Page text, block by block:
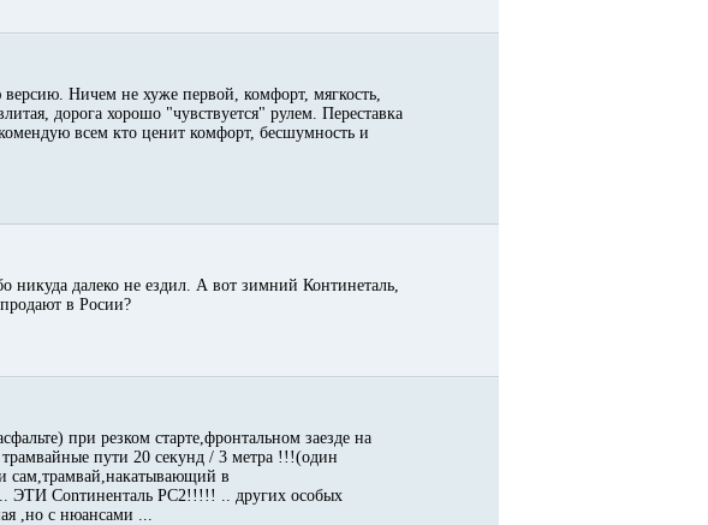
Ничем не хуже первой, комфорт, мягкость,
дорога хорошо "чувствуется" рулем. Переставка
всем кто ценит комфорт, бесшумность и
никуда далеко не ездил. А вот зимний Континеталь,
в Росии?
при резком старте,фронтальном заезде на
трамвайные пути 20 секунд / 3 метра !!!(один
сам,трамвай,накатывающий в
ЭТИ Conтиненталь PC2!!!!! .. других особых
,но с нюансами ...